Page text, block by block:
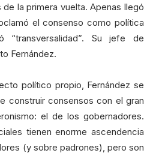
la primera vuelta. Apenas llegó
el consenso como política
“transversalidad”. Su jefe de
Fernández.
político propio, Fernández se
construir consensos con el gran
el de los gobernadores.
tienen enorme ascendencia
(y sobre padrones), pero son